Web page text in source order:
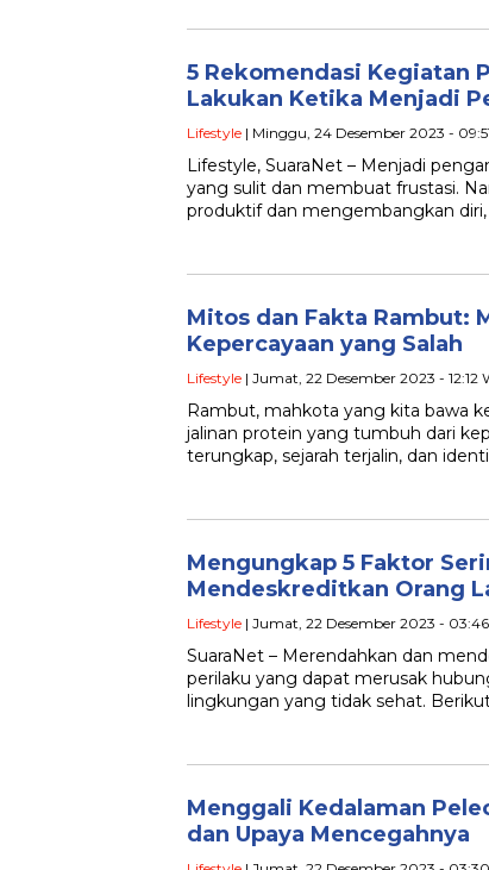
5 Rekomendasi Kegiatan
Lakukan Ketika Menjadi
Lifestyle | Minggu, 24 Desember 2023 -
Lifestyle, SuaraNet – Menjadi
yang sulit dan membuat frustasi.
produktif dan mengembangkan
Mitos dan Fakta Rambut:
Kepercayaan yang Salah
Lifestyle | Jumat, 22 Desember 2023 - 12:12
Rambut, mahkota yang kita bawa
jalinan protein yang tumbuh dari
terungkap, sejarah terjalin, dan
Mengungkap 5 Faktor
Mendeskreditkan Orang
Lifestyle | Jumat, 22 Desember 2023 -
SuaraNet – Merendahkan dan
perilaku yang dapat merusak
lingkungan yang tidak sehat.
Menggali Kedalaman
dan Upaya Mencegahnya